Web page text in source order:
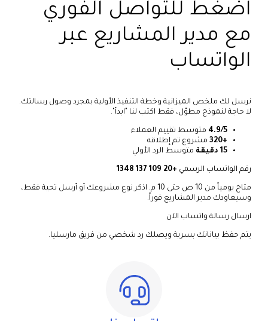
اضغط للتواصل الفوري
مع مدير المشاريع عبر
الواتساب
نرسل لك ملخص الميزانية وخطة التنفيذ الأولية بمجرد وصول رسالتك.
لا حاجة لنموذج مطوّل، فقط اكتب لنا "ابدأ".
4.9/5 متوسط تقييم العملاء
+320
مشروع تم إطلاقه
15 دقيقة
متوسط الرد الأولي
رقم الواتساب الرسمي +20 109 137 1348
متاح يومياً من 10 ص حتى 10 م. اذكر نوع مشروعك أو أرسل تحية فقط،
وسيعاودك مدير المشاريع فوراً.
ارسال رسالة واتساب الآن
يتم حفظ بياناتك بسرية ويصلك رد شخصي من فريق مارسليا.